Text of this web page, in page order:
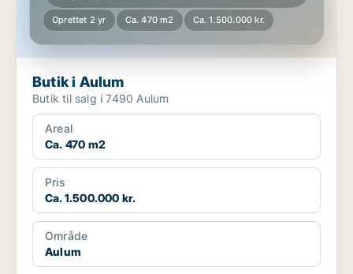
Oprettet 2 yr Ca. 470 m2 Ca. 1.500.000 kr.
Butik i Aulum
Butik til salg i 7490 Aulum
Areal
Ca. 470 m2
Pris
Ca. 1.500.000 kr.
Område
Aulum